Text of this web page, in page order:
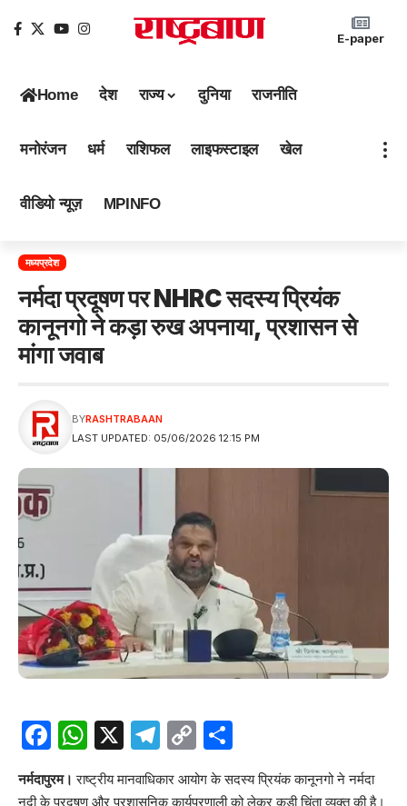
E-paper
Home देश राज्य दुनिया राजनीति
मनोरंजन धर्म राशिफल लाइफस्टाइल खेल
वीडियो न्यूज़ MPINFO
मध्यप्रदेश
नर्मदा प्रदूषण पर NHRC सदस्य प्रियंक
कानूनगो ने कड़ा रुख अपनाया, प्रशासन से
मांगा जवाब
LAST UPDATED: 05/06/2026 12:15 PM
BYRASHTRABAAN
Facebook
WhatsApp
X Telegram
Copy
Link
नर्मदापुरम। राष्ट्रीय मानवाधिकार आयोग के सदस्य प्रियंक कानूनगो ने नर्मदा